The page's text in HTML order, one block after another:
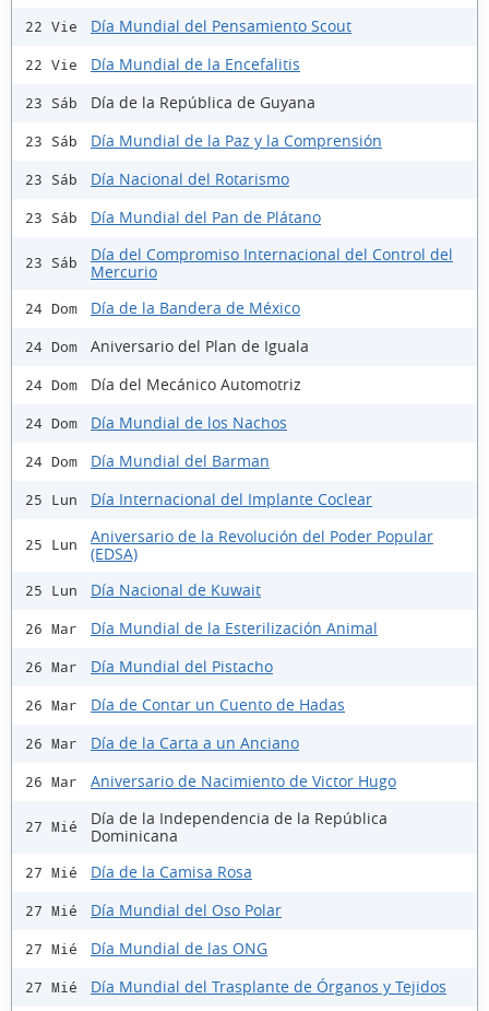
22 Vie Día Mundial del Pensamiento Scout
22 Vie Día Mundial de la Encefalitis
23 Sáb Día de la República de Guyana
23 Sáb Día Mundial de la Paz y la Comprensión
23 Sáb Día Nacional del Rotarismo
23 Sáb Día Mundial del Pan de Plátano
23 Sáb
Día del Compromiso Internacional del Control del
Mercurio
24 Dom Día de la Bandera de México
24 Dom Aniversario del Plan de Iguala
24 Dom Día del Mecánico Automotriz
24 Dom Día Mundial de los Nachos
24 Dom Día Mundial del Barman
25 Lun Día Internacional del Implante Coclear
25 Lun
Aniversario de la Revolución del Poder Popular
(EDSA)
25 Lun Día Nacional de Kuwait
26 Mar Día Mundial de la Esterilización Animal
26 Mar Día Mundial del Pistacho
26 Mar Día de Contar un Cuento de Hadas
26 Mar Día de la Carta a un Anciano
26 Mar Aniversario de Nacimiento de Victor Hugo
27 Mié
Día de la Independencia de la República
Dominicana
27 Mié Día de la Camisa Rosa
27 Mié Día Mundial del Oso Polar
27 Mié Día Mundial de las ONG
27 Mié Día Mundial del Trasplante de Órganos y Tejidos